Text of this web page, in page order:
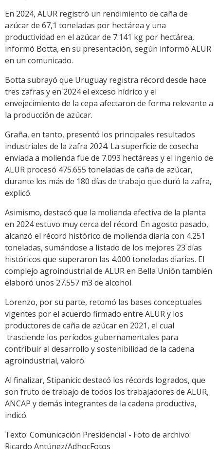
En 2024, ALUR registró un rendimiento de caña de
azúcar de 67,1 toneladas por hectárea y una
productividad en el azúcar de 7.141 kg por hectárea,
informó Botta, en su presentación, según informó ALUR
en un comunicado.
Botta subrayó que Uruguay registra récord desde hace
tres zafras y en 2024 el exceso hídrico y el
envejecimiento de la cepa afectaron de forma relevante a
la producción de azúcar.
Graña, en tanto, presentó los principales resultados
industriales de la zafra 2024. La superficie de cosecha
enviada a molienda fue de 7.093 hectáreas y el ingenio de
ALUR procesó 475.655 toneladas de caña de azúcar,
durante los más de 180 días de trabajo que duró la zafra,
explicó.
Asimismo, destacó que la molienda efectiva de la planta
en 2024 estuvo muy cerca del récord. En agosto pasado,
alcanzó el récord histórico de molienda diaria con 4.251
toneladas, sumándose a listado de los mejores 23 días
históricos que superaron las 4.000 toneladas diarias. El
complejo agroindustrial de ALUR en Bella Unión también
elaboró unos 27.557 m3 de alcohol.
Lorenzo, por su parte, retomó las bases conceptuales
vigentes por el acuerdo firmado entre ALUR y los
productores de caña de azúcar en 2021, el cual
trasciende los períodos gubernamentales para
contribuir al desarrollo y sostenibilidad de la cadena
agroindustrial, valoró.
Al finalizar, Stipanicic destacó los récords logrados, que
son fruto de trabajo de todos los trabajadores de ALUR,
ANCAP y demás integrantes de la cadena productiva,
indicó.
Texto: Comunicación Presidencial - Foto de archivo:
Ricardo Antúnez/AdhocFotos